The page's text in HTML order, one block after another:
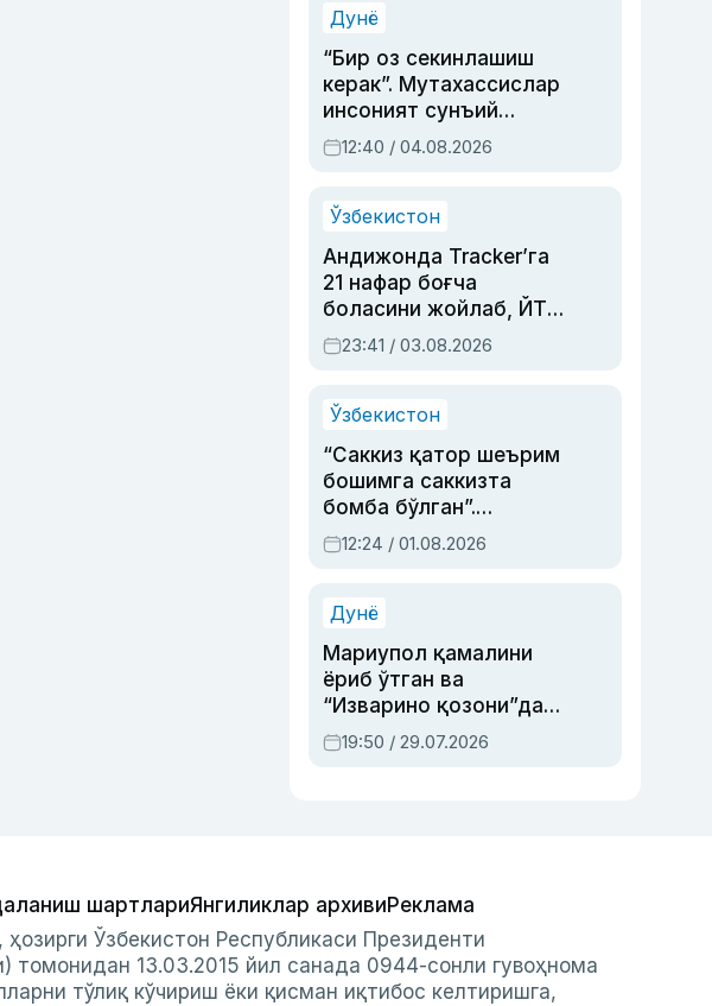
синовларга тўла ҳаёти
Дунё
“Бир оз секинлашиш
керак”. Мутахассислар
инсоният сунъий
интеллектни бошқара
олмай қолишидан
12:40 / 04.08.2026
Ўзбекистон
Андижонда Tracker’га
21 нафар боғча
боласини жойлаб, ЙТҲ
содир этган аёлга суд
ҳукми ўқилди
23:41 / 03.08.2026
Ўзбекистон
“Саккиз қатор шеърим
бошимга саккизта
бомба бўлган”.
Абдулла Ориповни
сиёсий айбловлардан
12:24 / 01.08.2026
Дунё
Мариупол қамалини
ёриб ўтган ва
“Изварино қозони”дан
чиққан қаҳрамон —
Украина армияси бош
19:50 / 29.07.2026
шартлариЯнгиликлар архивиРеклама
Ўзбекистон Республикаси Президенти
томонидан 13.03.2015 йил санада 0944-сонли гувоҳнома
тўлиқ кўчириш ёки қисман иқтибос келтиришга,